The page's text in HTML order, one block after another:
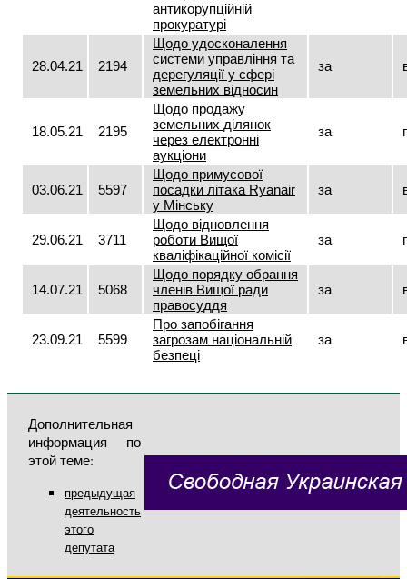
антикорупційній
прокуратурі
28.04.21 2194
Щодо удосконалення
системи управління та
дерегуляції у сфері
земельних відносин
за
18.05.21 2195
Щодо продажу
земельних ділянок
через електронні
аукціони
за
03.06.21 5597
Щодо примусової
посадки літака Ryаnair
у Мінську
за
29.06.21 3711
Щодо відновлення
роботи Вищої
кваліфікаційної комісії
за
14.07.21 5068
Щодо порядку обрання
членів Вищої ради
правосуддя
за
23.09.21 5599
Про запобігання
загрозам національній
безпеці
за
Дополнительная
информация по
этой теме:
предыдущая
деятельность
этого
депутата